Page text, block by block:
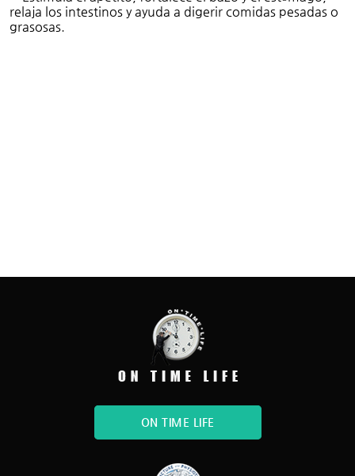
relaja los intestinos y ayuda a digerir comidas pesadas o
grasosas.
ON TIME LIFE